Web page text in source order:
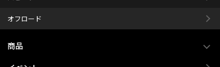
オフロード
商品